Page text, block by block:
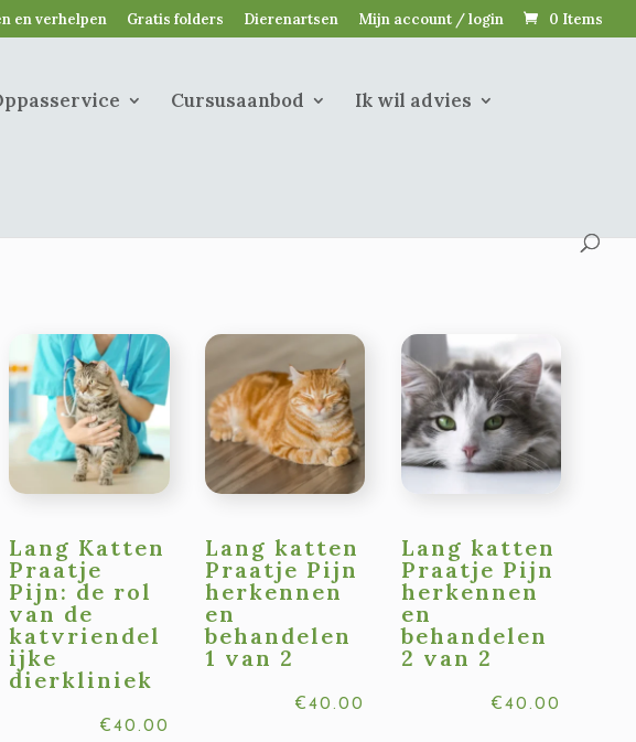
en verhelpen Gratis folders Dierenartsen Mijn account / login 0 Items
Cursusaanbod Ik wil advies
Lang Katten
Praatje
Pijn: de rol
van de
katvriendel
ijke
dierkliniek
€ 40.00
Lang katten
Praatje Pijn
herkennen
en
behandelen
1 van 2
€40.00
Lang katten
Praatje Pijn
herkennen
en
behandelen
2 van 2
€40.00